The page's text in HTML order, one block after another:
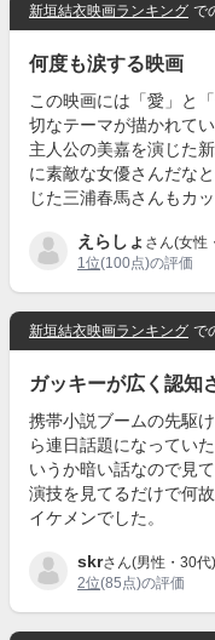
新垣結衣映画ランキング で
何度も涙する映画
この映画には「愛」と
切なテーマが描かれて
主人公の美嘉を演じた
に素敵な女優さんだな
じた三浦春馬さんもカ
えらしょ さん(女性
1位(100点)の評価
新垣結衣映画ランキング で
ガッキーが広く認知
携帯小説ブームの先駆
ら連日話題になってい
いうか暗い話なので見
演技を見てるだけで何
イケメンでした。
skrさん(男性・30代)
2位(85点)の評価